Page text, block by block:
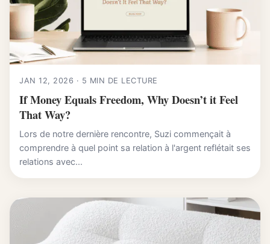
JAN 12, 2026 · 5 MIN DE LECTURE
If Money Equals Freedom, Why Doesn’t it Feel
That Way?
Lors de notre dernière rencontre, Suzi commençait à
comprendre à quel point sa relation à l'argent reflétait ses
relations avec...